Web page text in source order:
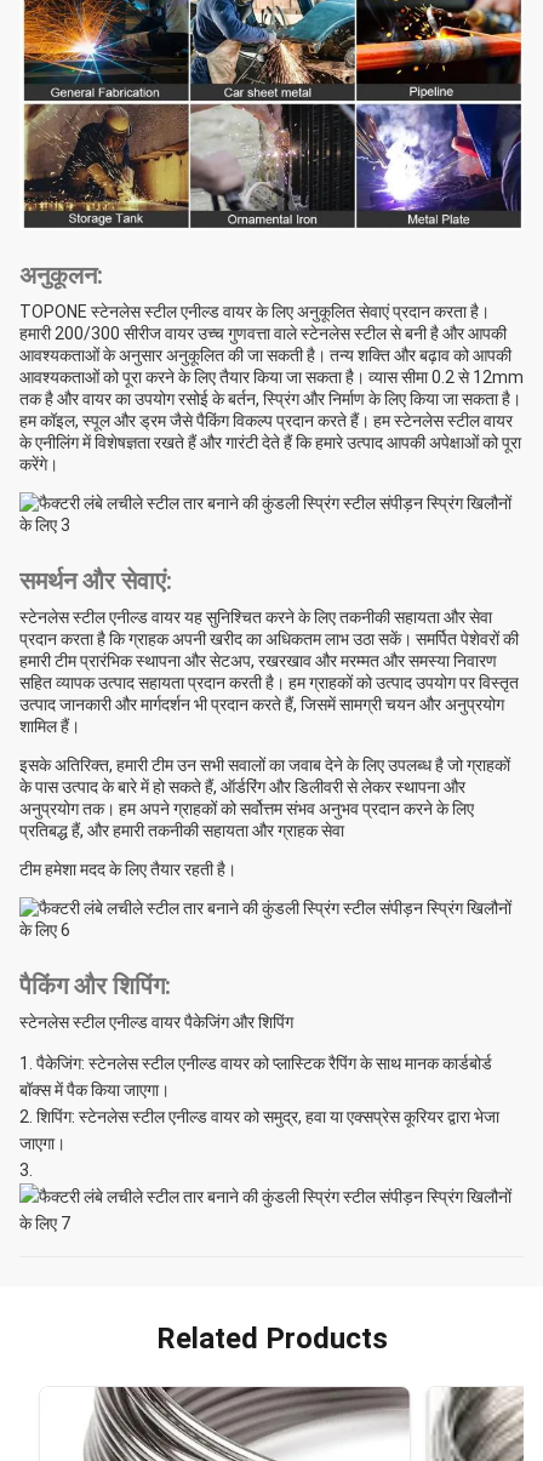
अनुकूलन:
TOPONE स्टेनलेस स्टील एनील्ड वायर के लिए अनुकूलित सेवाएं प्रदान करता है।
हमारी 200/300 सीरीज वायर उच्च गुणवत्ता वाले स्टेनलेस स्टील से बनी है और आपकी
आवश्यकताओं के अनुसार अनुकूलित की जा सकती है। तन्य शक्ति और बढ़ाव को आपकी
आवश्यकताओं को पूरा करने के लिए तैयार किया जा सकता है। व्यास सीमा 0.2 से 12mm
तक है और वायर का उपयोग रसोई के बर्तन, स्प्रिंग और निर्माण के लिए किया जा सकता है।
हम कॉइल, स्पूल और ड्रम जैसे पैकिंग विकल्प प्रदान करते हैं। हम स्टेनलेस स्टील वायर
के एनीलिंग में विशेषज्ञता रखते हैं और गारंटी देते हैं कि हमारे उत्पाद आपकी अपेक्षाओं को पूरा
करेंगे।
समर्थन और सेवाएं:
स्टेनलेस स्टील एनील्ड वायर यह सुनिश्चित करने के लिए तकनीकी सहायता और सेवा
प्रदान करता है कि ग्राहक अपनी खरीद का अधिकतम लाभ उठा सकें। समर्पित पेशेवरों की
हमारी टीम प्रारंभिक स्थापना और सेटअप, रखरखाव और मरम्मत और समस्या निवारण
सहित व्यापक उत्पाद सहायता प्रदान करती है। हम ग्राहकों को उत्पाद उपयोग पर विस्तृत
उत्पाद जानकारी और मार्गदर्शन भी प्रदान करते हैं, जिसमें सामग्री चयन और अनुप्रयोग
शामिल हैं।
इसके अतिरिक्त, हमारी टीम उन सभी सवालों का जवाब देने के लिए उपलब्ध है जो ग्राहकों
के पास उत्पाद के बारे में हो सकते हैं, ऑर्डरिंग और डिलीवरी से लेकर स्थापना और
अनुप्रयोग तक। हम अपने ग्राहकों को सर्वोत्तम संभव अनुभव प्रदान करने के लिए
प्रतिबद्ध हैं, और हमारी तकनीकी सहायता और ग्राहक सेवा
टीम हमेशा मदद के लिए तैयार रहती है।
पैकिंग और शिपिंग:
स्टेनलेस स्टील एनील्ड वायर पैकेजिंग और शिपिंग
पैकेजिंग: स्टेनलेस स्टील एनील्ड वायर को प्लास्टिक रैपिंग के साथ मानक कार्डबोर्ड
बॉक्स में पैक किया जाएगा।
शिपिंग: स्टेनलेस स्टील एनील्ड वायर को समुद्र, हवा या एक्सप्रेस कूरियर द्वारा भेजा
जाएगा।
Related Products